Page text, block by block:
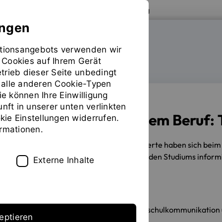
Zur Website der OTH Regensburg
FAKULTÄT MASCHINENBAU
Studieren neben dem
Mehr als 260 Interessierte haben sich
Möglichkeiten des berufsbegleitenden Studiums
Stabsstelle
verwenden wir
auf Ihrem Gerät
dieser Seite unbedingt
anderen Cookie-Typen
können Ihre Einwilligung
in unserer unten verlinkten
Einstellungen widerrufen.
Externe Inhalte